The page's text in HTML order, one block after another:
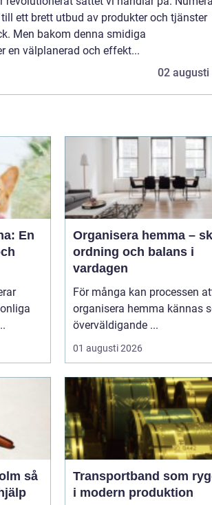
ett brett utbud av produkter och tjänster
Men bakom denna smidiga
en välplanerad och effekt...
02 augusti
En
Organisera hemma –
ordning och balans i
vardagen
För många kan processen
organisera hemma kännas
överväldigande ...
01 augusti 2026
så
Transportband som
i modern produktion